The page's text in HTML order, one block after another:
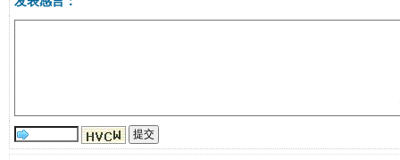
受贿1.44亿！段成刚被判无期 从幼